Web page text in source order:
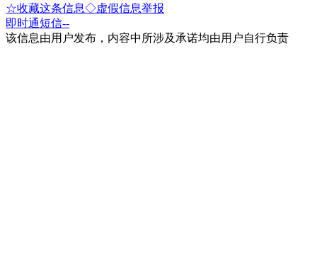
☆收藏这条信息◇虚假信息举报
即时通短信--
该信息由用户发布，内容中所涉及承诺均由用户自行负责